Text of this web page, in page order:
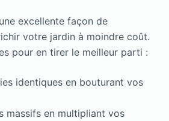
excellente façon de
votre jardin à moindre coût.
pour en tirer le meilleur parti :
identiques en bouturant vos
massifs en multipliant vos